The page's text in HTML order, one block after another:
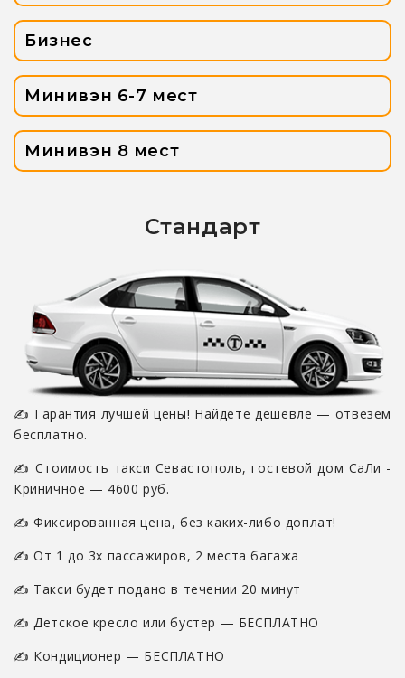
Бизнес
Минивэн 6-7 мест
Минивэн 8 мест
Стандарт
✍ Гарантия лучшей цены! Найдете дешевле — отвезём
бесплатно.
✍ Стоимость такси Севастополь, гостевой дом СаЛи -
Криничное — 4600 руб.
✍ Фиксированная цена, без каких-либо доплат!
✍ От 1 до 3х пассажиров, 2 места багажа
✍ Такси будет подано в течении 20 минут
✍ Детское кресло или бустер — БЕСПЛАТНО
✍ Кондиционер — БЕСПЛАТНО